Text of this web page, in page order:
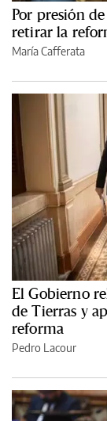
Por presión
retirar la
María Cafferata
El Gobierno
de Tierras y
reforma
Pedro Lacour